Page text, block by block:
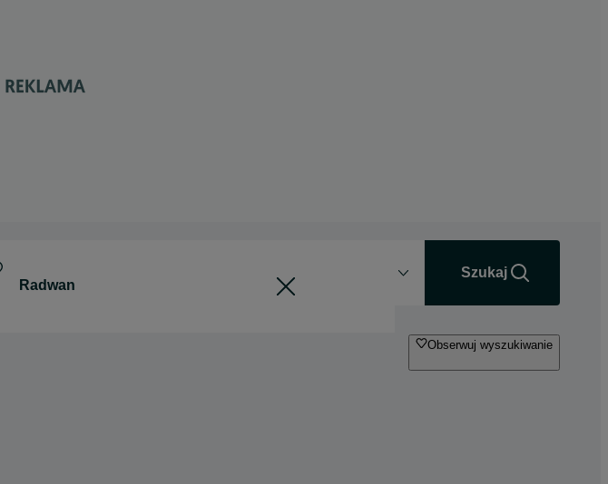
Szukaj
Obserwuj wyszukiwanie